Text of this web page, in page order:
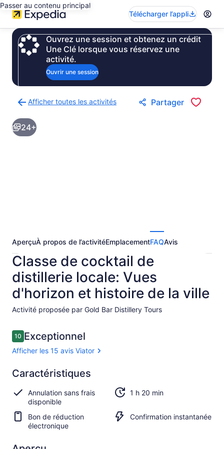
Passer au contenu principal
Télécharger l’appli
Ouvrez une session et obtenez un crédit
Une Clé lorsque vous réservez une
activité.
Ouvrir une session
Afficher toutes les activités
à
la
page
Partager
24+
AperçuÀ propos de l’activitéEmplacementFAQAvis
Classe de cocktail de
distillerie locale: Vues
d'horizon et histoire de la ville
Activité proposée par Gold Bar Distillery Tours
Avis
1010 sur 10 –
Exceptionnel
Afficher les 15 avis Viator
10.0
10.0 sur 10
Exceptionnel
Afficher
les
15 avis
Viator
Caractéristiques
Annulation sans frais
disponible
1 h 20 min
Bon de réduction
électronique
Confirmation instantanée